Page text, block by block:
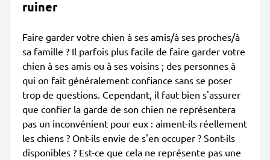
ruiner
Faire garder votre chien à ses amis/à ses proches/à
sa famille ? Il parfois plus facile de faire garder votre
chien à ses amis ou à ses voisins ; des personnes à
qui on fait généralement confiance sans se poser
trop de questions. Cependant, il faut bien s'assurer
que confier la garde de son chien ne représentera
pas un inconvénient pour eux : aiment-ils réellement
les chiens ? Ont-ils envie de s'en occuper ? Sont-ils
disponibles ? Est-ce que cela ne représente pas une